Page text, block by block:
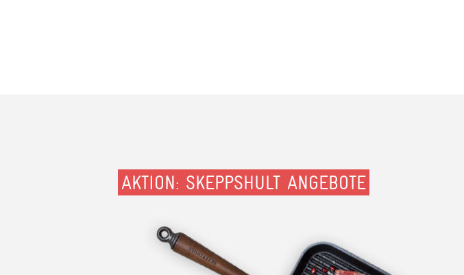
AKTION: SKEPPSHULT ANGEBOTE